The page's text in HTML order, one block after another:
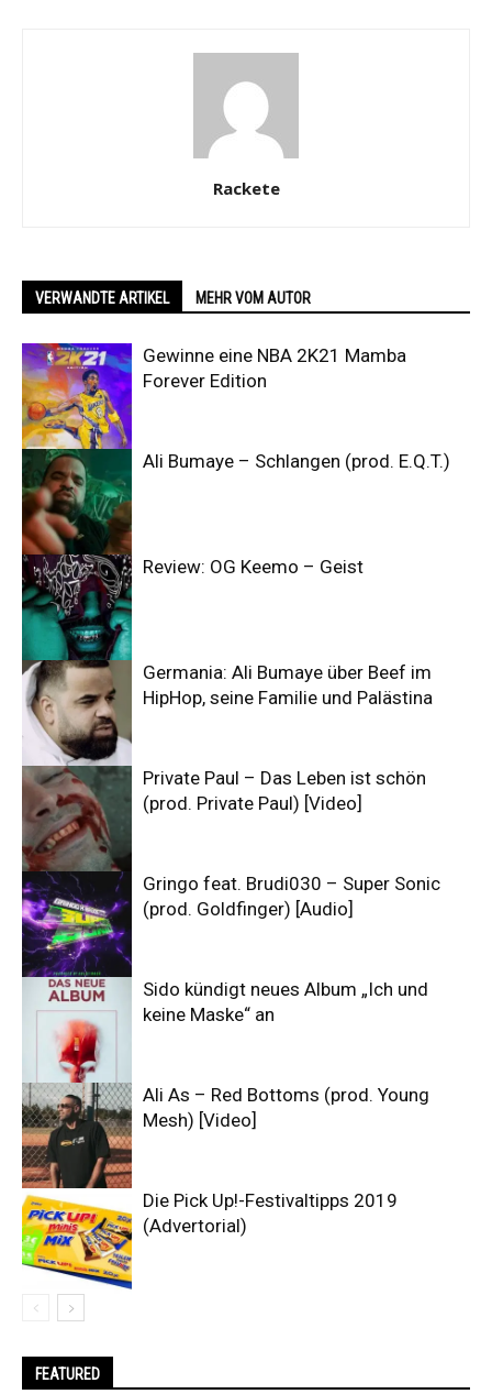
Rackete
VERWANDTE ARTIKEL MEHR VOM AUTOR
Gewinne eine NBA 2K21 Mamba
Forever Edition
Ali Bumaye – Schlangen (prod. E.Q.T.)
Review: OG Keemo – Geist
Germania: Ali Bumaye über Beef im
HipHop, seine Familie und Palästina
Private Paul – Das Leben ist schön
(prod. Private Paul) [Video]
Gringo feat. Brudi030 – Super Sonic
(prod. Goldfinger) [Audio]
Sido kündigt neues Album „Ich und
keine Maske“ an
Ali As – Red Bottoms (prod. Young
Mesh) [Video]
Die Pick Up!-Festivaltipps 2019
(Advertorial)
FEATURED